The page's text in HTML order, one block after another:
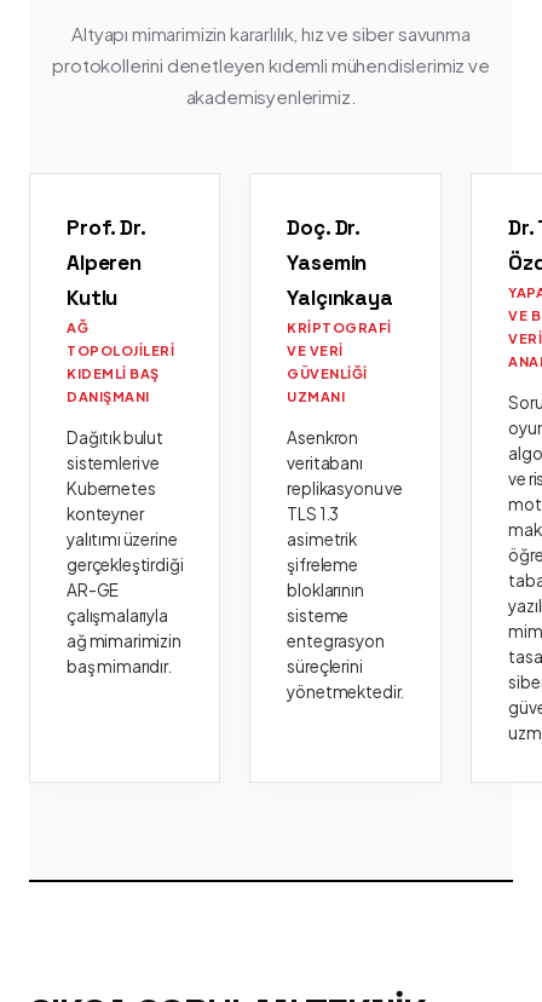
Altyapı mimarimizin kararlılık, hız ve siber savunma
protokollerini denetleyen kıdemli mühendislerimiz ve
akademisyenlerimiz.
Prof. Dr.
Alperen
Kutlu
AĞ
TOPOLOJILERI
KIDEMLI BAŞ
DANIŞMANI
Dağıtık bulut
sistemleri ve
Kubernetes
konteyner
yalıtımı üzerine
gerçekleştirdiği
AR-GE
çalışmalarıyla
ağ mimarimizin
baş mimarıdır.
Doç. Dr.
Yasemin
Yalçınkaya
KRIPTOGRAFI
VE VERI
GÜVENLIĞI
UZMANI
Asenkron
veritabanı
replikasyonu ve
TLS 1.3
asimetrik
şifreleme
bloklarının
sisteme
entegrasyon
süreçlerini
yönetmektedir.
Dr.
VE
VERI
ve